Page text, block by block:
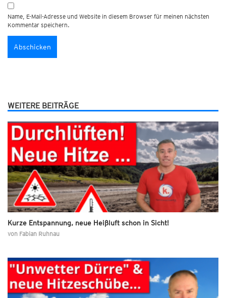
Name, E-Mail-Adresse und Website in diesem Browser für meinen nächsten
Kommentar speichern.
WEITERE BEITRÄGE
Kurze Entspannung, neue Heißluft schon in Sicht!
von Fabian Ruhnau